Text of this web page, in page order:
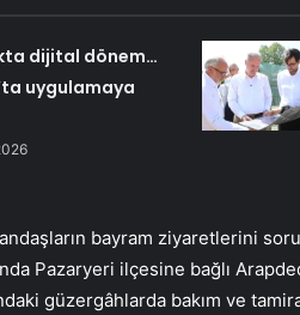
dijital dönem…
uygulamaya
bayram ziyaretlerini
Pazaryeri ilçesine bağlı
güzergâhlarda bakım ve